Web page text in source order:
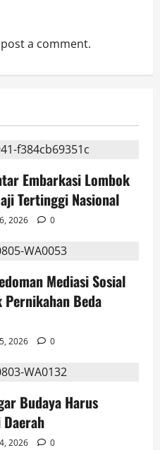
a comment.
Embarkasi Lombok
Tertinggi Nasional
2026
0
Mediasi Sosial
Beda
2026
0
Budaya Harus
2026 0